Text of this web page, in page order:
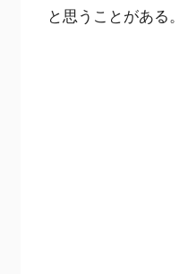
と思うことがある。